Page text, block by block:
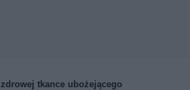
tkance ubożejącego